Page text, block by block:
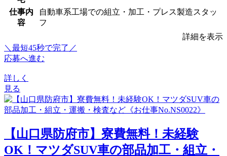
仕事内
容
自動車系工場での組立・加工・プレス製造スタッ
フ
詳細を表示
＼最短45秒で完了／
応募へ進む
詳しく
見る
【山口県防府市】寮費無料！未経験
OK！マツダSUV車の部品加工・組立・